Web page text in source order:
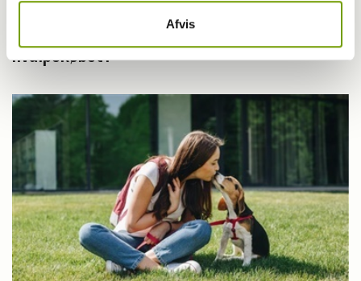
Afvis
Fra HUNDEN: Løber hjertet af med dig i
hvalpekøbet?